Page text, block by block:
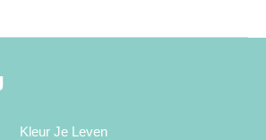
Kleur Je Leven